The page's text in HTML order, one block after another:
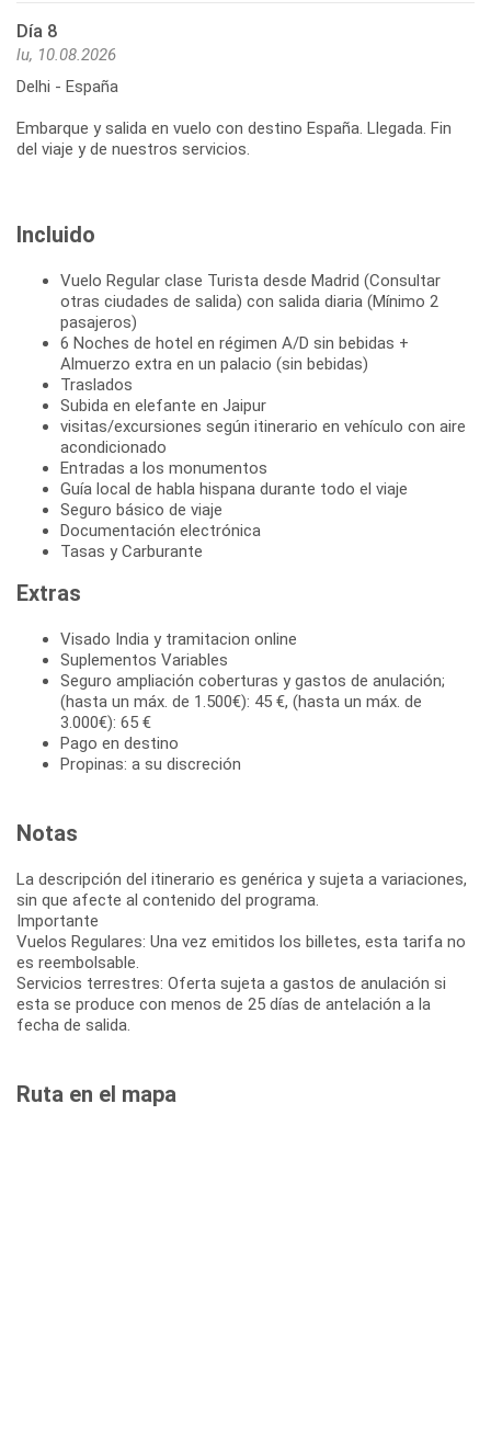
Día 8
lu, 10.08.2026
Delhi - España
Embarque y salida en vuelo con destino España. Llegada. Fin
del viaje y de nuestros servicios.
Incluido
Vuelo Regular clase Turista desde Madrid (Consultar
otras ciudades de salida) con salida diaria (Mínimo 2
pasajeros)
6 Noches de hotel en régimen A/D sin bebidas +
Almuerzo extra en un palacio (sin bebidas)
Traslados
Subida en elefante en Jaipur
visitas/excursiones según itinerario en vehículo con aire
acondicionado
Entradas a los monumentos
Guía local de habla hispana durante todo el viaje
Seguro básico de viaje
Documentación electrónica
Tasas y Carburante
Extras
Visado India y tramitacion online
Suplementos Variables
Seguro ampliación coberturas y gastos de anulación;
(hasta un máx. de 1.500€): 45 €, (hasta un máx. de
3.000€): 65 €
Pago en destino
Propinas: a su discreción
Notas
La descripción del itinerario es genérica y sujeta a variaciones,
sin que afecte al contenido del programa.
Importante
Vuelos Regulares: Una vez emitidos los billetes, esta tarifa no
es reembolsable.
Servicios terrestres: Oferta sujeta a gastos de anulación si
esta se produce con menos de 25 días de antelación a la
fecha de salida.
Ruta en el mapa